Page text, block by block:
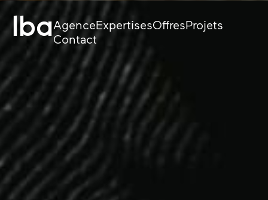
lbaAgenceExpertises
Stratégie
Design
Tech
OffresProjets
Contact